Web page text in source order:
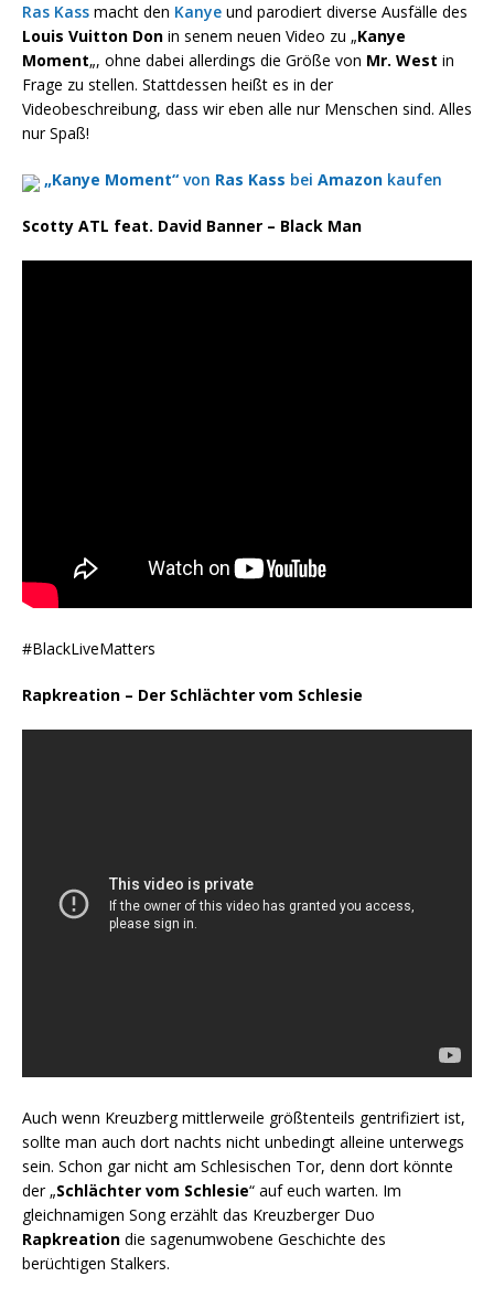
Ras Kass macht den Kanye und parodiert diverse Ausfälle des
Louis Vuitton Don in senem neuen Video zu „Kanye
Moment„, ohne dabei allerdings die Größe von Mr. West in
Frage zu stellen. Stattdessen heißt es in der
Videobeschreibung, dass wir eben alle nur Menschen sind. Alles
nur Spaß!
„Kanye Moment“ von Ras Kass bei Amazon kaufen
Scotty ATL feat. David Banner – Black Man
#BlackLiveMatters
Rapkreation – Der Schlächter vom Schlesie
Auch wenn Kreuzberg mittlerweile größtenteils gentrifiziert ist,
sollte man auch dort nachts nicht unbedingt alleine unterwegs
sein. Schon gar nicht am Schlesischen Tor, denn dort könnte
der „Schlächter vom Schlesie“ auf euch warten. Im
gleichnamigen Song erzählt das Kreuzberger Duo
Rapkreation die sagenumwobene Geschichte des
berüchtigen Stalkers.